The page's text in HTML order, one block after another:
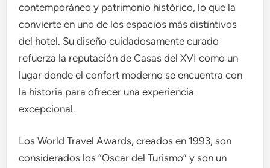
contemporáneo y patrimonio histórico, lo que la
convierte en uno de los espacios más distintivos
del hotel. Su diseño cuidadosamente curado
refuerza la reputación de Casas del XVI como un
lugar donde el confort moderno se encuentra con
la historia para ofrecer una experiencia
excepcional.
Los World Travel Awards, creados en 1993, son
considerados los “Oscar del Turismo” y son un